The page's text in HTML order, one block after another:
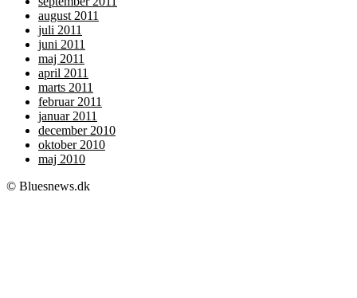
august 2011
juli 2011
juni 2011
maj 2011
april 2011
marts 2011
februar 2011
januar 2011
december 2010
oktober 2010
maj 2010
© Bluesnews.dk